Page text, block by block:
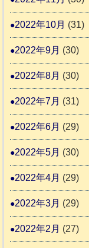
2022年10月 (31)
2022年9月 (30)
2022年8月 (30)
2022年7月 (31)
2022年6月 (29)
2022年5月 (30)
2022年4月 (29)
2022年3月 (29)
2022年2月 (27)